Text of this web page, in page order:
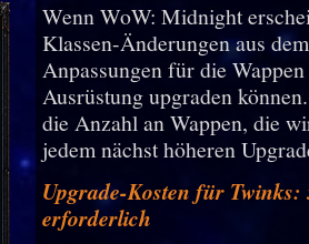
Wenn WoW: Midnight
Klassen-Änderungen aus
Anpassungen für die
Ausrüstung upgraden
die Anzahl an Wappen, die
jedem nächst höheren
Upgrade-Kosten für Twinks:
erforderlich